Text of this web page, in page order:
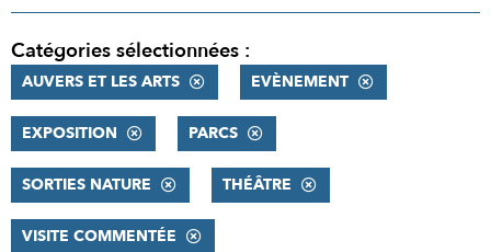
Catégories sélectionnées :
AUVERS ET LES ARTS EVÈNEMENT
EXPOSITION PARCS
SORTIES NATURE THÉÂTRE
VISITE COMMENTÉE